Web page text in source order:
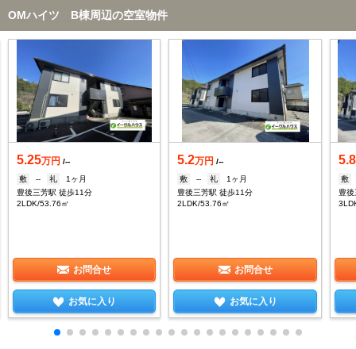
OMハイツ B棟周辺の空室物件
5.25万円 /--
敷
-- 礼
1ヶ月
豊後三芳駅 徒歩11分
2LDK/53.76㎡
お問合せ
お気に入り
5.2万円 /--
敷
-- 礼
1ヶ月
豊後三芳駅 徒歩11分
2LDK/53.76㎡
お問合せ
お気に入り
5.8
敷
豊